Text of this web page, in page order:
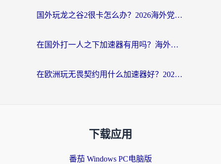
国外玩龙之谷2很卡怎么办？2026海外党必看的国服游戏加速全攻略
在国外打一人之下加速器有用吗？海外党国服游戏畅玩全攻略
在欧洲玩无畏契约用什么加速器好？2026海外党亲测有效指南
下载应用
番茄 Windows PC电脑版